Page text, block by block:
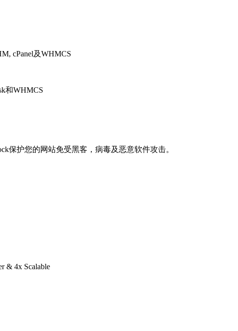
cPanel及WHMCS
和WHMCS
保护您的网站免受黑客，病毒及恶意软件攻击。
& 4x Scalable